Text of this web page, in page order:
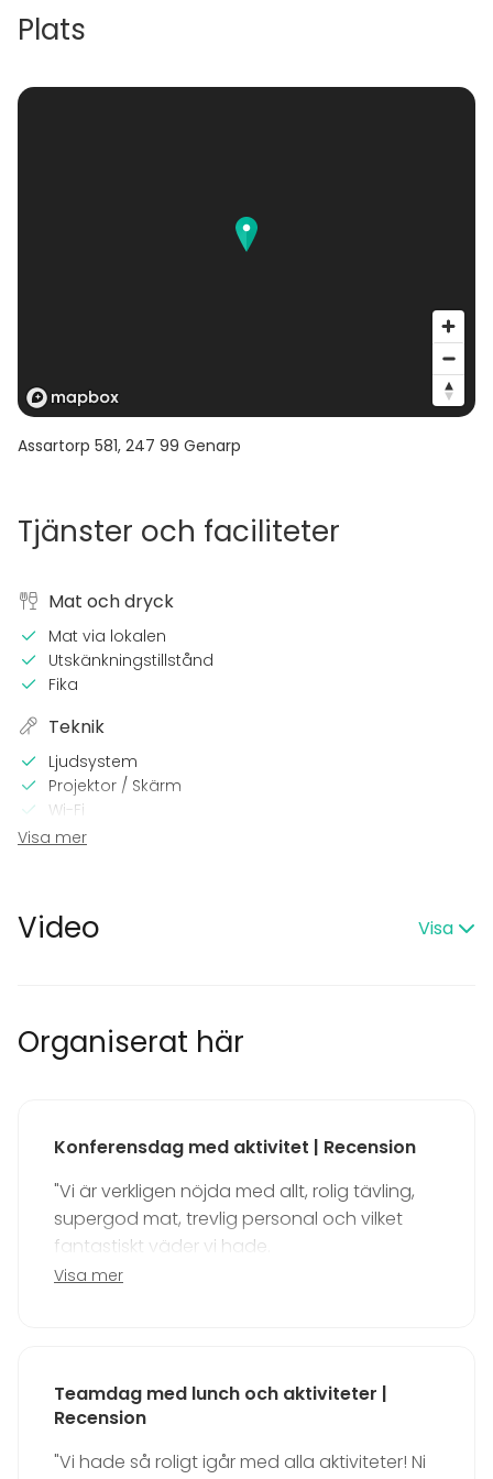
Plats
Assartorp 581, 247 99 Genarp
Tjänster och faciliteter
Mat och dryck
Mat via lokalen
Utskänkningstillstånd
Fika
Teknik
Ljudsystem
Projektor / Skärm
Wi-Fi
I lokalen
Möjlighet att spela egen musik
Exklusiv tillgång
Utrustning
Möbler
Anteckningsmaterial
Fest
Bröllop
Möte
Team building / Kick Off
Visa mer
Video Visa
Organiserat här
Konferensdag med aktivitet | Recension
"Vi är verkligen nöjda med allt, rolig tävling,
supergod mat, trevlig personal och vilket
fantastiskt väder vi hade.
Ni får toppbetyg av oss.
Trevlig sommar!
Visa mer
Teamdag med lunch och aktiviteter |
Recension
"Vi hade så roligt igår med alla aktiviteter! Ni